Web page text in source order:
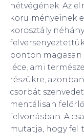
hétvégének. Az
körülményeinek
korosztály
ponton magasan
léce, ami
részükre,
csorbát
mentálisan
felvonásban. A
mutatja, hogy fel